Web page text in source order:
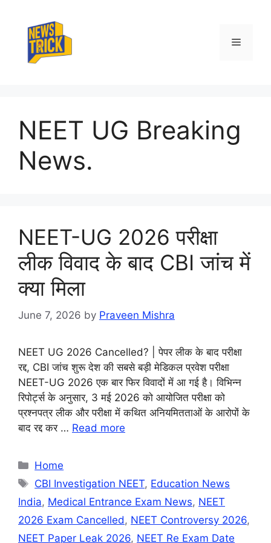
content
Menu
NEET UG Breaking
News.
NEET-UG 2026 परीक्षा
लीक विवाद के बाद CBI जांच में
क्या मिला
June 7, 2026 by Praveen Mishra
NEET UG 2026 Cancelled? | पेपर लीक के बाद परीक्षा
रद्द, CBI जांच शुरू देश की सबसे बड़ी मेडिकल प्रवेश परीक्षा
NEET-UG 2026 एक बार फिर विवादों में आ गई है। विभिन्न
रिपोर्ट्स के अनुसार, 3 मई 2026 को आयोजित परीक्षा को
प्रश्नपत्र लीक और परीक्षा में कथित अनियमितताओं के आरोपों के
बाद रद्द कर … Read more
Categories
Home
Tags
CBI Investigation NEET, Education News
India, Medical Entrance Exam News, NEET
2026 Exam Cancelled , NEET Controversy 2026,
NEET Paper Leak 2026, NEET Re Exam Date